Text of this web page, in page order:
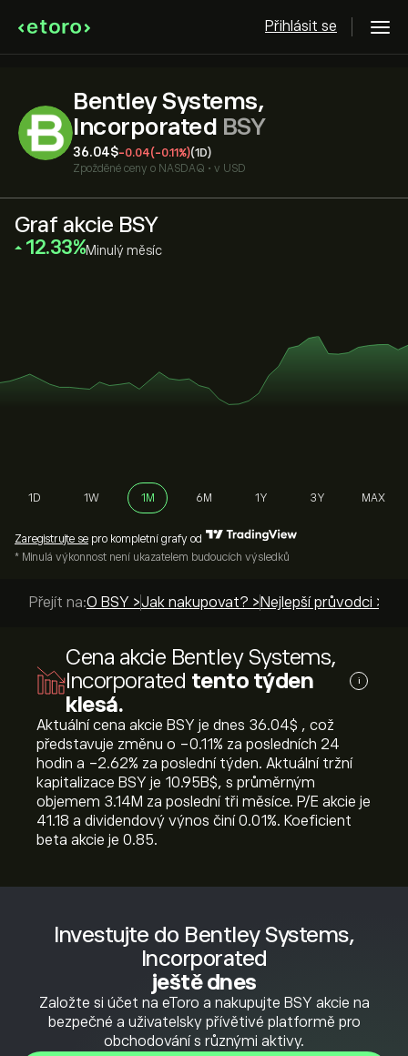
Přihlásit se
Bentley Systems,
Incorporated BSY
36.04‎$‎-0.04(-0.11%)(1D)
Zpožděné ceny o NASDAQ • v USD
Investujte do Bentley Systems,
Incorporated
ještě dnes
Založte si účet na eToro a nakupujte BSY akcie na
bezpečné a uživatelsky přívětivé platformě pro
obchodování s různými aktivy.
Graf akcie BSY
‎12.33‎ Minulý měsíc
1D 1W 1M 6M 1Y 3Y MAX
Zaregistrujte se pro kompletní grafy od
* Minulá výkonnost není ukazatelem budoucích výsledků
Přejít na:O BSY >Jak nakupovat? > Nejlepší průvodci >
Cena akcie Bentley Systems,
Incorporated tento týden
klesá.
i
Aktuální cena akcie BSY je dnes 36.04‎$‎ , což
představuje změnu o ‎-0.11‎% za posledních 24
hodin a ‎-2.62‎% za poslední týden. Aktuální tržní
kapitalizace BSY je 10.95B‎$‎, s průměrným
objemem 3.14M za poslední tři měsíce. P/E akcie je
41.18 a dividendový výnos činí 0.01%. Koeficient
beta akcie je 0.85.